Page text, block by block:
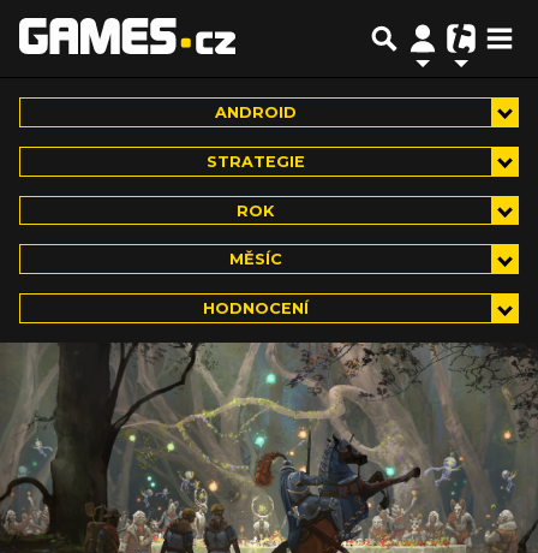
ANDROID
STRATEGIE
ROK
MĚSÍC
HODNOCENÍ